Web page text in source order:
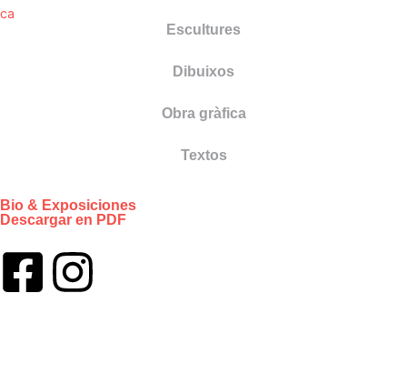
ca
Escultures
Dibuixos
Obra gràfica
Textos
Bio & Exposiciones
Descargar en PDF